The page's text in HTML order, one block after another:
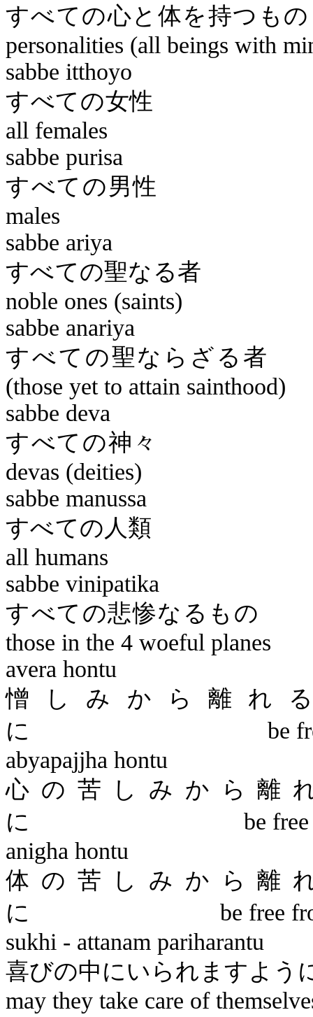
すべての心
personalities (all beings with
sabbe itthoyo
すべ
all females
sabbe purisa
すべ
males
sabbe ariya
すべて
noble ones (saints)
sabbe anariya
すべての
(those yet to attain sainthood)
sabbe deva
すべ
devas (deities)
sabbe manussa
すべ
all humans
sabbe vinipatika
すべての
those in the 4 woeful planes
avera hontu
憎しみから離れ
に be
abyapajjha hontu
心の苦しみから離
に be
anigha hontu
体の苦しみから離
に be free
sukhi - attanam pariharantu
喜びの中に
may they take care of